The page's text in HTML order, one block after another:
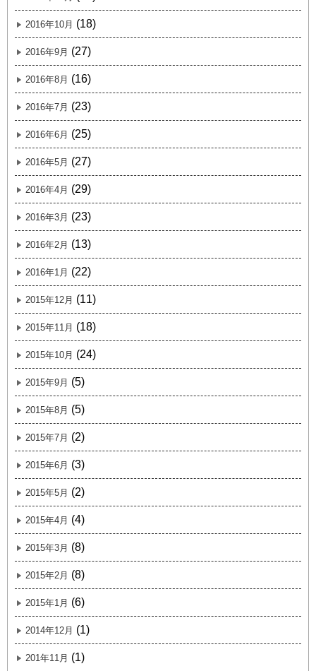
2016年10月 (18)
2016年9月 (27)
2016年8月 (16)
2016年7月 (23)
2016年6月 (25)
2016年5月 (27)
2016年4月 (29)
2016年3月 (23)
2016年2月 (13)
2016年1月 (22)
2015年12月 (11)
2015年11月 (18)
2015年10月 (24)
2015年9月 (5)
2015年8月 (5)
2015年7月 (2)
2015年6月 (3)
2015年5月 (2)
2015年4月 (4)
2015年3月 (8)
2015年2月 (8)
2015年1月 (6)
2014年12月 (1)
201年11月 (1)